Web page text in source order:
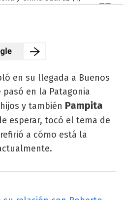
en su llegada a Buenos
en la Patagonia
y también Pampita
esperar, tocó el tema de
a cómo está la